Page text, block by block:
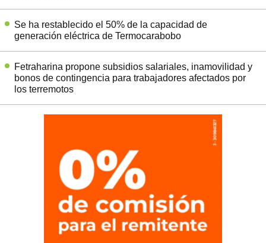
Se ha restablecido el 50% de la capacidad de
generación eléctrica de Termocarabobo
Fetraharina propone subsidios salariales, inamovilidad y
bonos de contingencia para trabajadores afectados por
los terremotos